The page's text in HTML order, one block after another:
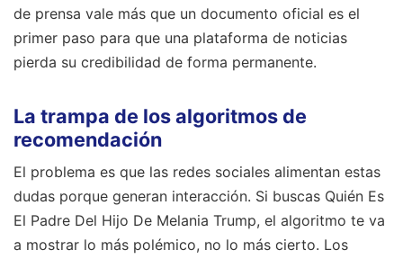
de prensa vale más que un documento oficial es el
primer paso para que una plataforma de noticias
pierda su credibilidad de forma permanente.
La trampa de los algoritmos de
recomendación
El problema es que las redes sociales alimentan estas
dudas porque generan interacción. Si buscas Quién Es
El Padre Del Hijo De Melania Trump, el algoritmo te va
a mostrar lo más polémico, no lo más cierto. Los